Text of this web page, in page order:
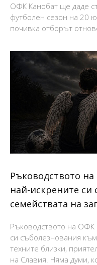
ОФК Канобат ще даде
футболен сезон на 20
почивка отборът
Ръководството
най-искрените
семействата на
Ръководството на ОФК
си съболезнования
техните близки,
на Славия. Няма думи,